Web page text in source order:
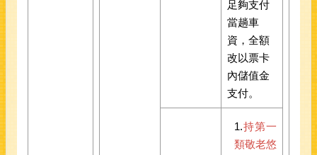
足夠支付
當趟車
資，全額
改以票卡
內儲值金
支付。
1.持第一
類敬老悠